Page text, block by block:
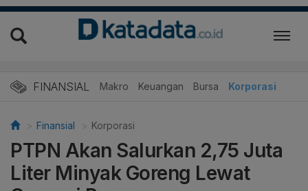
FINANSIAL Makro Keuangan Bursa Korporasi
Finansial Korporasi
PTPN Akan Salurkan 2,75 Juta
Liter Minyak Goreng Lewat